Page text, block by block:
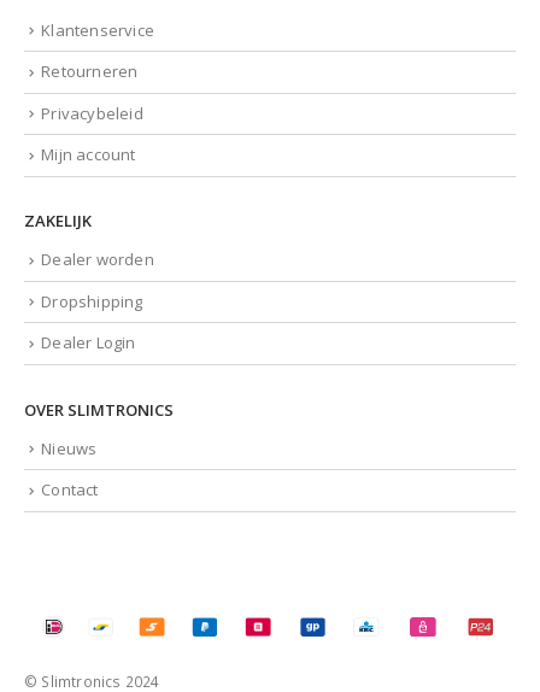
Klantenservice
Retourneren
Privacybeleid
Mijn account
ZAKELIJK
Dealer worden
Dropshipping
Dealer Login
OVER SLIMTRONICS
Nieuws
Contact
© Slimtronics 2024